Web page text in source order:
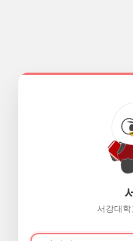
서강대학